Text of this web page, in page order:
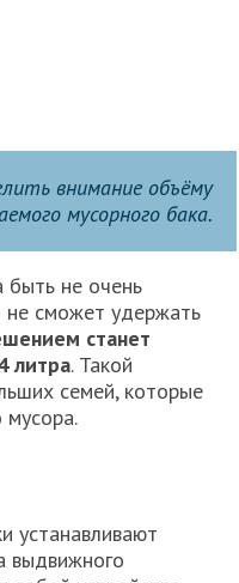
внимание объёму
мусорного бака.
быть не очень
сможет удержать
станет
литра. Такой
семей, которые
мусора.
устанавливают
выдвижного